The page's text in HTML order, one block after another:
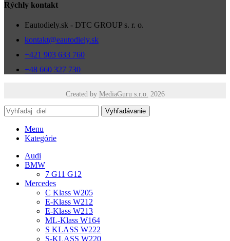
Rýchly kontakt
Eautodiely.sk - DTC GROUP s. r. o.
kontakt@eautodiely.sk
+421 903 633 760
+48 660 327 730
Created by MediaGuru s.r.o. 2026
Vyhľadávanie
Menu
Kategórie
Audi
BMW
7 G11 G12
Mercedes
C Klass W205
E-Klass W212
E-Klass W213
ML-Klass W164
S KLASS W222
S-KLASS W220